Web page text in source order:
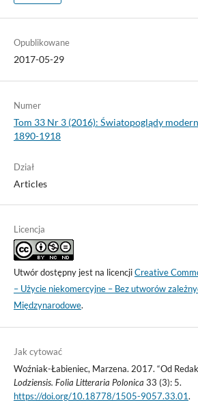
Opublikowane
2017-05-29
Numer
Tom 33 Nr 3 (2016): Światopoglądy
1890-1918
Dział
Articles
Licencja
Utwór dostępny jest na licencjiCreative
– Użycie niekomercyjne – Bez utworów
Międzynarodowe.
Jak cytować
Woźniak-Łabieniec, Marzena. 2017. “Od
Lodziensis. Folia Litteraria Polonica 33 (3): 5.
https://doi.org/10.18778/1505-9057.33.01.